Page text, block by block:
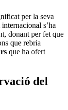
per la seva
s’ha
donant per fet que
que rebria
que ha ofert
del